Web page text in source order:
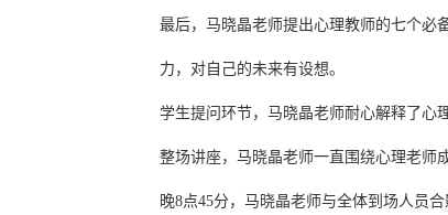
最后，马晓晶老师提出心理教师的七个必
力，对自己的未来有设想。
学生提问环节，马晓晶老师耐心解释了心
整场讲座，马晓晶老师一直围绕心理老师
晚8点45分，马晓晶老师与全体到场人员合